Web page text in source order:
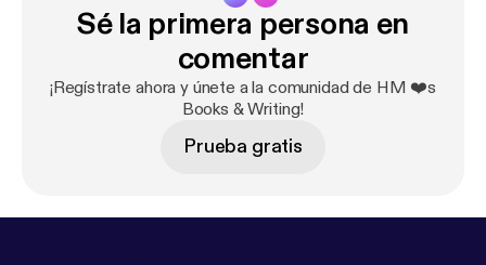
Sé la primera persona en
comentar
¡Regístrate ahora y únete a la comunidad de HM ❤️s
Books & Writing!
Prueba gratis